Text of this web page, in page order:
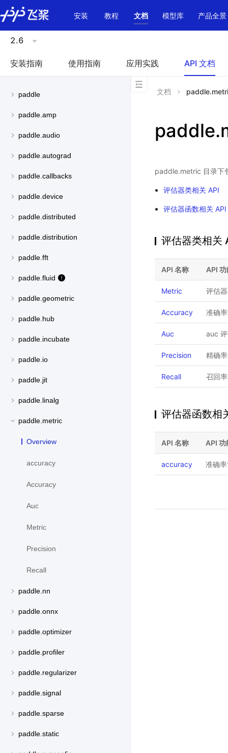
\u200E
安装
教程 文档 模型库 产品全景
2.6
安装指南 使用指南 应用实践 API 文档
paddle
paddle.amp
paddle.audio
paddle.autograd
paddle.callbacks
paddle.device
paddle.distributed
paddle.distribution
paddle.fft
paddle.fluid
paddle.geometric
paddle.hub
paddle.incubate
paddle.io
paddle.jit
paddle.linalg
paddle.metric
Overview
accuracy
Accuracy
Auc
Metric
Precision
Recall
paddle.nn
paddle.onnx
paddle.optimizer
paddle.profiler
paddle.regularizer
paddle.signal
paddle.sparse
paddle.static
文档
paddle.metric 目录下
评估器类相关 API
评估器函数相关 API
评估器类相关
API 名称 API
Metric 评估
Accuracy 准确
Auc auc
Precision 精确
Recall 召回
评估器函数相
API 名称 API 功
accuracy 准确